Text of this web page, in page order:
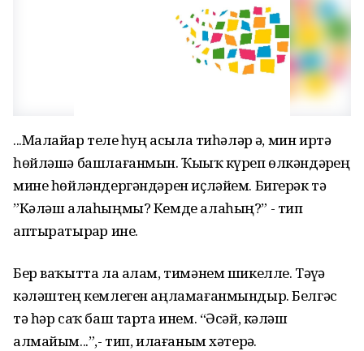
...Малайҙар теле һуң асыла тиһәләр ҙә, мин иртә
һөйләшә башлағанмын. Ҡыҙыҡ күреп өлкәндәрҙең
мине һөйләндергәндәрен иҫләйем. Бигерәк тә
”Кәләш алаһыңмы? Кемде алаһың?” - тип
аптыратырҙар ине.
Бер ваҡытта ла алам, тимәнем шикелле. Тәүҙә
кәләштең кемлеген аңламағанмындыр. Белгәс
тә һәр саҡ баш тарта инем. “Әсәй, кәләш
алмайым...”,- тип, илағаным хәтерҙә.